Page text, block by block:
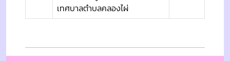
เทศบาลตำบลคลองไผ่